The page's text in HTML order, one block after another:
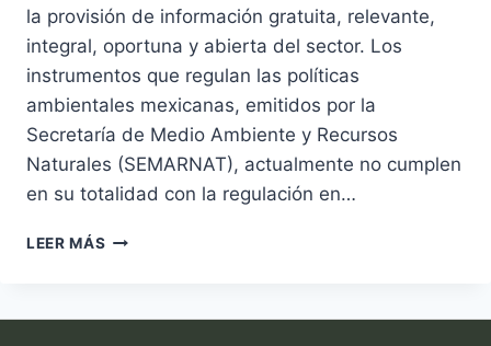
la provisión de información gratuita, relevante,
integral, oportuna y abierta del sector. Los
instrumentos que regulan las políticas
ambientales mexicanas, emitidos por la
Secretaría de Medio Ambiente y Recursos
Naturales (SEMARNAT), actualmente no cumplen
en su totalidad con la regulación en…
LEER MÁS BOSQUES